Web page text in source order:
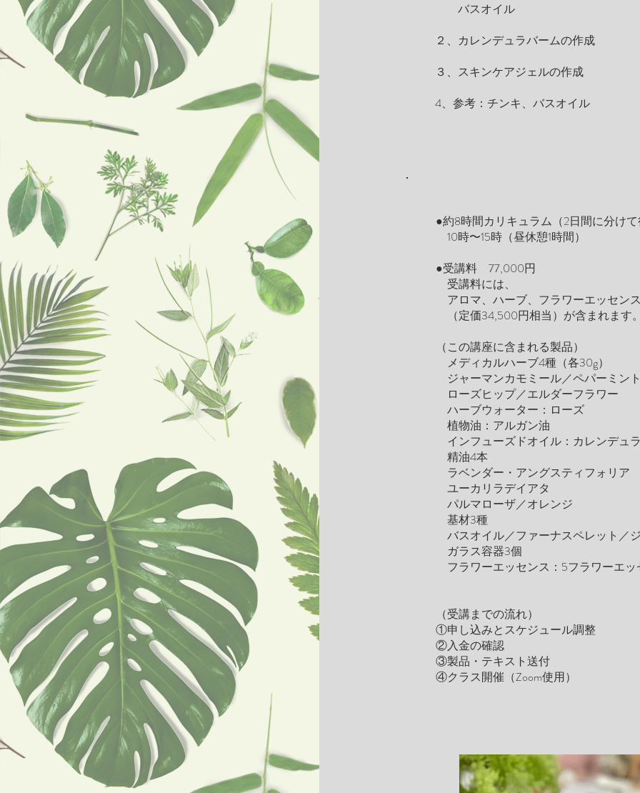
バスオイル
２、カレンデュラバームの作成
３、スキンケアジェルの作成
4、参考：チンキ、バスオイル
●約8時間カリキュラム（2日間に分けて
10時〜15時（昼休憩1時間）
●受講料 77,000円
受講料には、
アロマ、ハーブ、フラワーエッセン
（定価34,500円相当）が含まれます。
（この講座に含まれる製品）
メディカルハーブ4種（各30g）
ジャーマンカモミール／ペパーミント
ローズヒップ／エルダーフラワー
ハーブウォーター：ローズ
植物油：アルガン油
インフューズドオイル：カレンデュ
精油4本
ラベンダー・アングスティフォリア
ユーカリラデイアタ
パルマローザ／オレンジ
基材3種
バスオイル／ファーナスペレット／
ガラス容器3個
フラワーエッセンス：5フラワーエッ
（受講までの流れ）
①申し込みとスケジュール調整
②入金の確認
③製品・テキスト送付
④クラス開催（Zoom使用）